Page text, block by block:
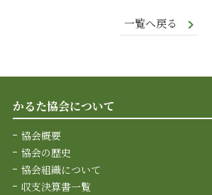
一覧へ戻る
かるた協会について
協会概要
協会の歴史
協会組織について
収支決算書一覧